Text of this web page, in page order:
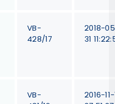
VB-
428/17
2018-
31
VB-
2016-